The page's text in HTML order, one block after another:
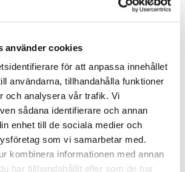
använder cookies
för att anpassa innehållet
användarna, tillhandahålla funktioner
och analysera vår trafik. Vi
sådana identifierare och annan
enhet till de sociala medier och
som vi samarbetar med.
kombinera informationen med annan
har tillhandahållit eller som de har
att använda detta formulär accepterar du